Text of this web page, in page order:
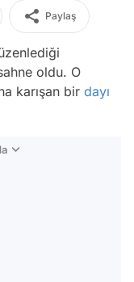
Paylaş
oldu. O
karışan bir dayı